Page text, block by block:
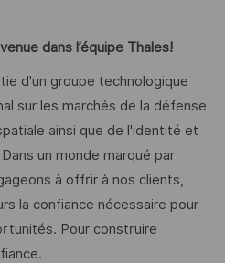
dans l’équipe Thales!
d'un groupe technologique
sur les marchés de la défense
ainsi que de l'identité et
un monde marqué par
à offrir à nos clients,
la confiance nécessaire pour
Pour construire